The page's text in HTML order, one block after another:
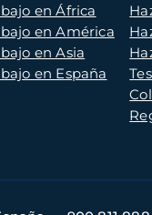
en África
en América
en Asia
en España